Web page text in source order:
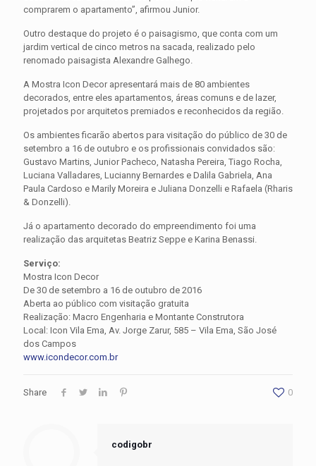
comprarem o apartamento”, afirmou Junior.
Outro destaque do projeto é o paisagismo, que conta com um
jardim vertical de cinco metros na sacada, realizado pelo
renomado paisagista Alexandre Galhego.
A Mostra Icon Decor apresentará mais de 80 ambientes
decorados, entre eles apartamentos, áreas comuns e de lazer,
projetados por arquitetos premiados e reconhecidos da região.
Os ambientes ficarão abertos para visitação do público de 30 de
setembro a 16 de outubro e os profissionais convidados são:
Gustavo Martins, Junior Pacheco, Natasha Pereira, Tiago Rocha,
Luciana Valladares, Lucianny Bernardes e Dalila Gabriela, Ana
Paula Cardoso e Marily Moreira e Juliana Donzelli e Rafaela (Rharis
& Donzelli).
Já o apartamento decorado do empreendimento foi uma
realização das arquitetas Beatriz Seppe e Karina Benassi.
Serviço:
Mostra Icon Decor
De 30 de setembro a 16 de outubro de 2016
Aberta ao público com visitação gratuita
Realização: Macro Engenharia e Montante Construtora
Local: Icon Vila Ema, Av. Jorge Zarur, 585 – Vila Ema, São José
dos Campos
www.icondecor.com.br
Share 0
codigobr